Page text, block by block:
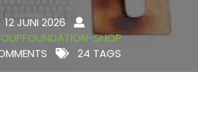
12 JUNI 2026
SHOP
24 TAGS